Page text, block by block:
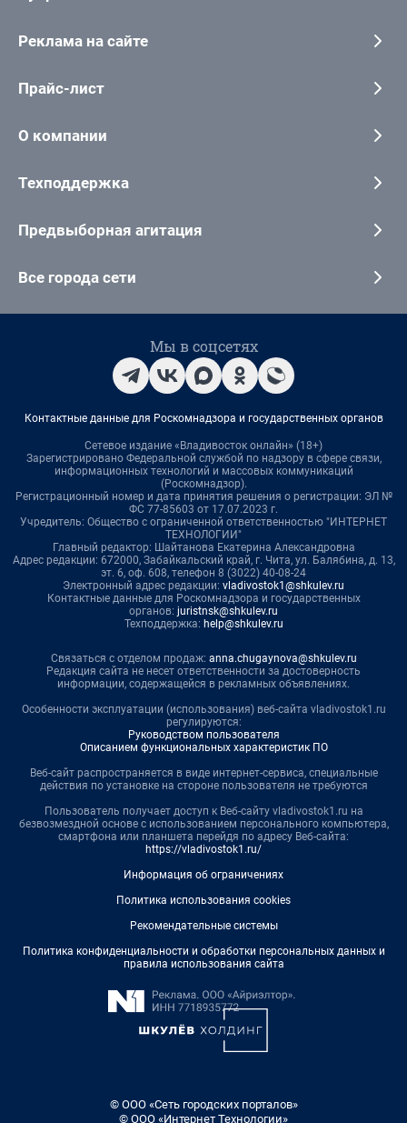
Реклама на сайте
Прайс-лист
О компании
Техподдержка
Предвыборная агитация
Все города сети
Мы в соцсетях
Контактные данные для Роскомнадзора и государственных органов
Сетевое издание «Владивосток онлайн» (18+)
Зарегистрировано Федеральной службой по надзору в сфере связи,
информационных технологий и массовых коммуникаций
(Роскомнадзор).
Регистрационный номер и дата принятия решения о регистрации: ЭЛ №
ФС 77-85603 от 17.07.2023 г.
Учредитель: Общество с ограниченной ответственностью "ИНТЕРНЕТ
ТЕХНОЛОГИИ"
Главный редактор: Шайтанова Екатерина Александровна
Адрес редакции: 672000, Забайкальский край, г. Чита, ул. Балябина, д. 13,
эт. 6, оф. 608, телефон 8 (3022) 40-08-24
Электронный адрес редакции: vladivostok1@shkulev.ru
Контактные данные для Роскомнадзора и государственных
органов: juristnsk@shkulev.ru
Техподдержка: help@shkulev.ru
Связаться с отделом продаж: anna.chugaynova@shkulev.ru
Редакция сайта не несет ответственности за достоверность
информации, содержащейся в рекламных объявлениях.
Особенности эксплуатации (использования) веб-сайта vladivostok1.ru
регулируются:
Руководством пользователя
Описанием функциональных характеристик ПО
Веб-сайт распространяется в виде интернет-сервиса, специальные
действия по установке на стороне пользователя не требуются
Пользователь получает доступ к Веб-сайту vladivostok1.ru на
безвозмездной основе с использованием персонального компьютера,
смартфона или планшета перейдя по адресу Веб-сайта:
https://vladivostok1.ru/
Информация об ограничениях
Политика использования cookies
Рекомендательные системы
Политика конфиденциальности и обработки персональных данных и
правила использования сайта
© ООО «Сеть городских порталов»
© ООО «Интернет Технологии»